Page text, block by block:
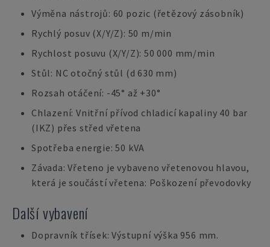
Výměna nástrojů: 60 pozic (řetězový zásobník)
Rychlý posuv (X/Y/Z): 50 m/min
Rychlost posuvu (X/Y/Z): 50 000 mm/min
Stůl: NC otočný stůl (d 630 mm)
Rozsah otáčení: -45° až +30°
Chlazení: Vnitřní přívod chladicí kapaliny 40 bar
(IKZ) přes střed vřetena
Spotřeba energie: 50 kVA
Závada: Vřeteno je vybaveno vřetenovou hlavou,
která je součástí vřetena: Poškození převodovky
Další vybavení
Dopravník třísek: Výstupní výška 956 mm.